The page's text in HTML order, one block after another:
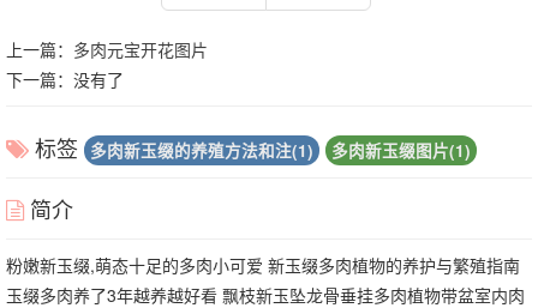
上一篇： 多肉元宝开花图片
下一篇：没有了
标签 多肉新玉缀的养殖方法和注(1) 多肉新玉缀图片(1)
简介
粉嫩新玉缀,萌态十足的多肉小可爱 新玉缀多肉植物的养护与繁殖指南
玉缀多肉养了3年越养越好看 飘枝新玉坠龙骨垂挂多肉植物带盆室内肉